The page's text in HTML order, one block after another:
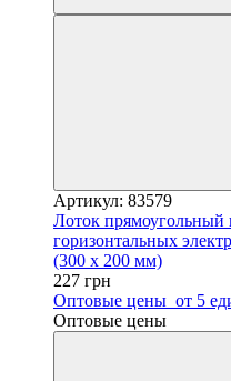
Артикул: 83579
Лоток прямоугольный
горизонтальных
(300 х 200 мм)
227 грн
Оптовые цены от 5
Оптовые цены